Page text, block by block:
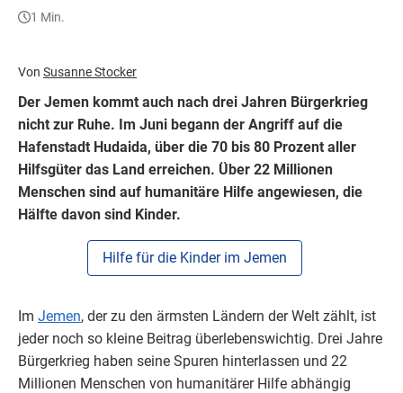
1 Min.
Von Susanne Stocker
Der Jemen kommt auch nach drei Jahren Bürgerkrieg
nicht zur Ruhe. Im Juni begann der Angriff auf die
Hafenstadt Hudaida, über die 70 bis 80 Prozent aller
Hilfsgüter das Land erreichen. Über 22 Millionen
Menschen sind auf humanitäre Hilfe angewiesen, die
Hälfte davon sind Kinder.
Hilfe für die Kinder im Jemen
Im Jemen, der zu den ärmsten Ländern der Welt zählt, ist
jeder noch so kleine Beitrag überlebenswichtig. Drei Jahre
Bürgerkrieg haben seine Spuren hinterlassen und 22
Millionen Menschen von humanitärer Hilfe abhängig